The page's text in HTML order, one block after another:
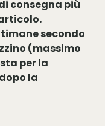
consegna più
secondo
(massimo
per la
la